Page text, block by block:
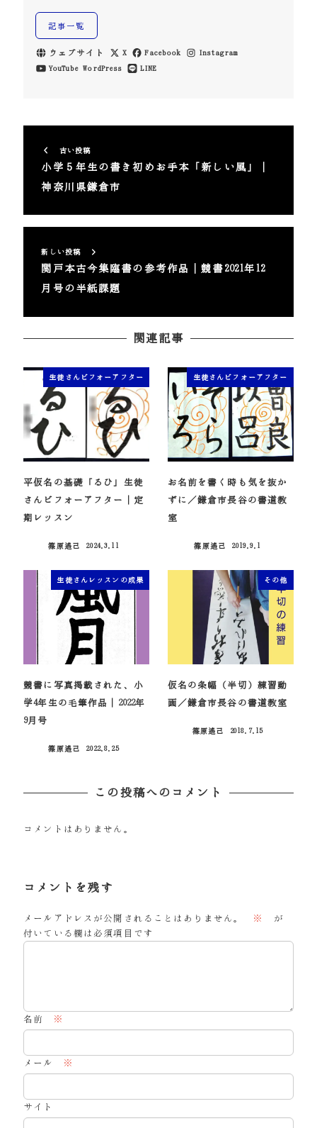
記事一覧
ウェブサイト X Facebook
Instagram
YouTube WordPress LINE
古い投稿
小学５年生の書き初めお手本「新しい風」｜
神奈川県鎌倉市
新しい投稿
関戸本古今集臨書の参考作品｜競書2021年12
月号の半紙課題
関連記事
生徒さんビフォーアフター
平仮名の基礎「るひ」生徒
さんビフォーアフター｜定
期レッスン
篠原遙己
2024.3.11
生徒さんビフォーアフター
お名前を書く時も気を抜か
ずに／鎌倉市長谷の書道教
室
篠原遙己
2019.9.1
生徒さんレッスンの成果
競書に写真掲載された、小
学4年生の毛筆作品｜2022年
9月号
篠原遙己
2022.8.25
その他
仮名の条幅（半切）練習動
画／鎌倉市長谷の書道教室
篠原遙己
2018.7.15
この投稿へのコメント
コメントはありません。
コメントを残す
メールアドレスが公開されることはありません。 ※
が
付いている欄は必須項目です
名前 ※
メール ※
サイト